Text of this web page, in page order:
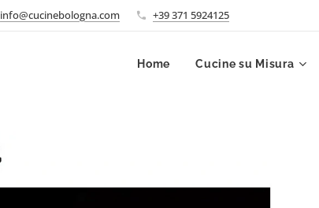
info@cucinebologna.com +39 371 5924125
Home Cucine su Misura